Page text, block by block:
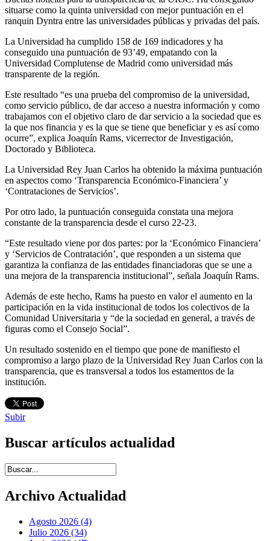
situarse como la quinta universidad con mejor puntuación en el
ranquin Dyntra entre las universidades públicas y privadas del país.
La Universidad ha cumplido 158 de 169 indicadores y ha
conseguido una puntuación de 93’49, empatando con la
Universidad Complutense de Madrid como universidad más
transparente de la región.
Este resultado “es una prueba del compromiso de la universidad,
como servicio público, de dar acceso a nuestra información y como
trabajamos con el objetivo claro de dar servicio a la sociedad que es
la que nos financia y es la que se tiene que beneficiar y es así como
ocurre”, explica Joaquín Rams, vicerrector de Investigación,
Doctorado y Biblioteca.
La Universidad Rey Juan Carlos ha obtenido la máxima puntuación
en aspectos como ‘Transparencia Económico-Financiera’ y
‘Contrataciones de Servicios’.
Por otro lado, la puntuación conseguida constata una mejora
constante de la transparencia desde el curso 22-23.
“Este resultado viene por dos partes: por la ‘Económico Financiera’
y ‘Servicios de Contratación’, que responden a un sistema que
garantiza la confianza de las entidades financiadoras que se une a
una mejora de la transparencia institucional”, señala Joaquín Rams.
Además de este hecho, Rams ha puesto en valor el aumento en la
participación en la vida institucional de todos los colectivos de la
Comunidad Universitaria y “de la sociedad en general, a través de
figuras como el Consejo Social”.
Un resultado sostenido en el tiempo que pone de manifiesto el
compromiso a largo plazo de la Universidad Rey Juan Carlos con la
transparencia, que es transversal a todos los estamentos de la
institución.
Subir
Buscar artículos actualidad
Introduce términos de búsqueda
Archivo Actualidad
Agosto 2026 (4)
Julio 2026 (34)